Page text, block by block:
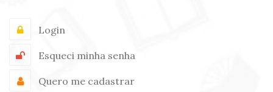
Login
Esqueci minha senha
Quero me cadastrar